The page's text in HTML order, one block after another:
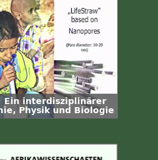
Ein interdisziplinärer
Physik und Biologie